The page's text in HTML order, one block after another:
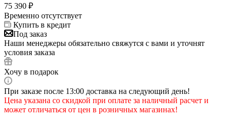
75 390 ₽
Временно отсутствует
Купить в кредит
Под заказ
Наши менеджеры обязательно свяжутся с вами и уточнят
условия заказа
Хочу в подарок
При заказе после 13:00 доставка на следующий день!
Цена указана со скидкой при оплате за наличный расчет и
может отличаться от цен в розничных магазинах!